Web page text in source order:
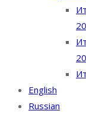
English
Russian